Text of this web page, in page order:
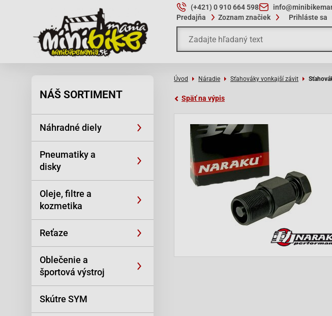
(+421) 0 910 664 598
Predajňa
Zoznam značiek Prihláste sa
NÁŠ SORTIMENT
Náhradné diely
Pneumatiky a
disky
Oleje, filtre a
kozmetika
Reťaze
Oblečenie a
športová výstroj
Skútre SYM
Úvod Náradie Sťahováky vonkajší závit
Späť na výpis